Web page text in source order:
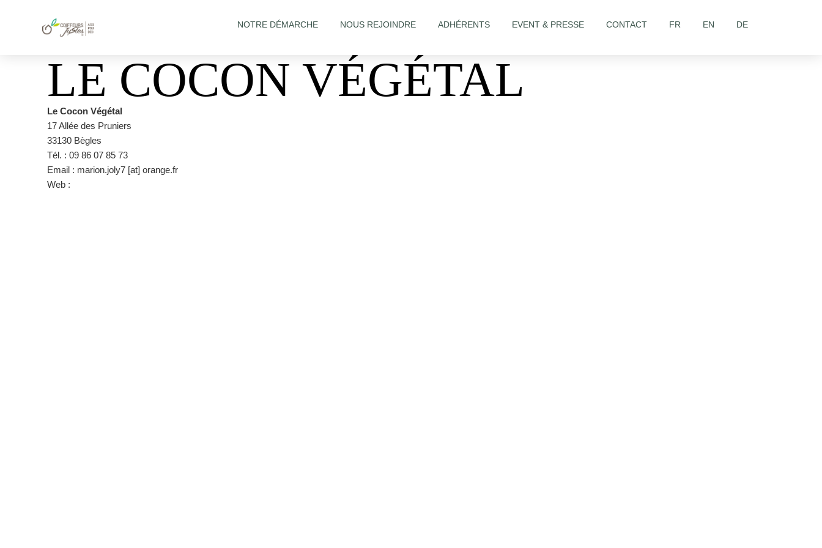
NOTRE DÉMARCHE NOUS REJOINDRE ADHÉRENTS EVENT & PRESSE CONTACT FR EN DE
LE COCON VÉGÉTAL
Le Cocon Végétal
17 Allée des Pruniers
33130 Bègles
Tél. : 09 86 07 85 73
Email : marion.joly7 [at] orange.fr
Web :